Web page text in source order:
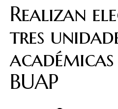
Realizan
tres
BUAP